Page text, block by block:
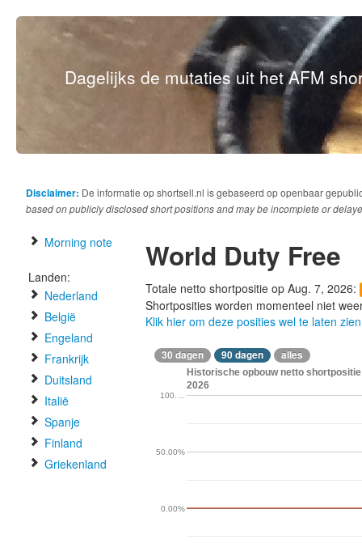
Dagelijks de mutaties uit het AFM
Disclaimer: De informatie op shortsell.nl is gebaseerd op openbaar
based on publicly disclosed short positions and may be incomplete or
Morning note
Landen:
Nederland
België
Engeland
Frankrijk
Duitsland
Italië
Spanje
Finland
Griekenland
World Duty Free
Totale netto shortpositie op Aug. 7, 2026:
Shortposities worden momenteel niet
Klik hier om deze posities wel te laten zien
30 dagen 90 dagen alles
Historische opbouw netto
2026
0.00%
50.00%
100.…